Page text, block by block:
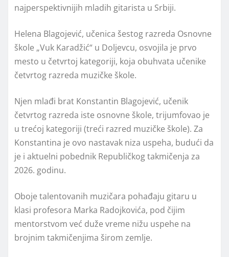
najperspektivnijih mladih gitarista u Srbiji.
Helena Blagojević, učenica šestog razreda Osnovne
škole „Vuk Karadžić“ u Doljevcu, osvojila je prvo
mesto u četvrtoj kategoriji, koja obuhvata učenike
četvrtog razreda muzičke škole.
Njen mlađi brat Konstantin Blagojević, učenik
četvrtog razreda iste osnovne škole, trijumfovao je
u trećoj kategoriji (treći razred muzičke škole). Za
Konstantina je ovo nastavak niza uspeha, budući da
je i aktuelni pobednik Republičkog takmičenja za
2026. godinu.
Oboje talentovanih muzičara pohađaju gitaru u
klasi profesora Marka Radojkovića, pod čijim
mentorstvom već duže vreme nižu uspehe na
brojnim takmičenjima širom zemlje.